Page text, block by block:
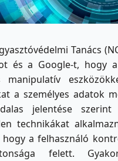
Tanács
és a Google-t, hogy
manipulatív
a személyes adatok
jelentése
technikákat
a felhasználó
felett.